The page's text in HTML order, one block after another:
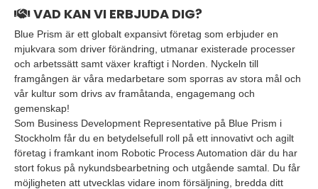
VAD KAN VI ERBJUDA DIG?
Blue Prism är ett globalt expansivt företag som erbjuder en
mjukvara som driver förändring, utmanar existerade processer
och arbetssätt samt växer kraftigt i Norden. Nyckeln till
framgången är våra medarbetare som sporras av stora mål och
vår kultur som drivs av framåtanda, engagemang och
gemenskap!
Som Business Development Representative på Blue Prism i
Stockholm får du en betydelsefull roll på ett innovativt och agilt
företag i framkant inom Robotic Process Automation där du har
stort fokus på nykundsbearbetning och utgående samtal. Du får
möjligheten att utvecklas vidare inom försäljning, bredda ditt